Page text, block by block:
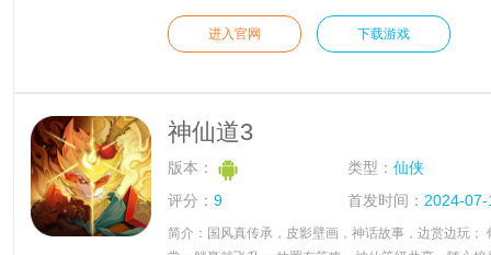
想连篇;游戏中副本超多，你可以自由的进行挑战，玄
景，仙美真实，刺激的即时玩法，等你来一起修行战斗
进入官网 下载游戏
神仙道3
版本： 类型： 仙侠
评分： 9 首发时间： 2024-
简介：国风真传承，皮影壁画，神话故事，边赏边玩；